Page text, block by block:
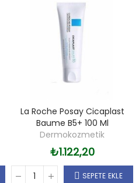
La Roche Posay Cicaplast
Baume B5+ 100 Ml
Dermokozmetik
₺1.122,20
SEPETE EKLE